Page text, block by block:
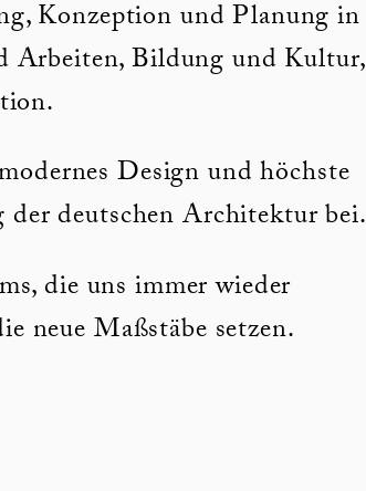
Konzeption und Planung in
Arbeiten, Bildung und Kultur,
Design und höchste
deutschen Architektur bei.
die uns immer wieder
neue Maßstäbe setzen.